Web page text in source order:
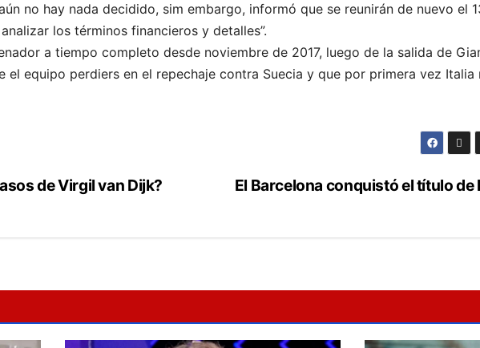
no hay nada decidido, sim embargo, informó que se reunirán de nuevo el
los términos financieros y detalles”.
a tiempo completo desde noviembre de 2017, luego de la salida de
el equipo perdiers en el repechaje contra Suecia y que por primera vez
El Barcelona conquistó el título de
de Virgil van Dijk?